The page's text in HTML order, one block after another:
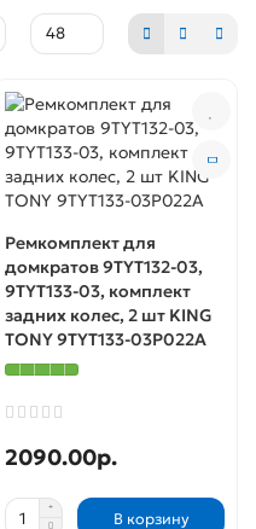
Ремкомплект для
домкратов 9TYT132-03,
9TYT133-03, комплект
задних колес, 2 шт KING
TONY 9TYT133-03P022A
2090.00р.
В корзину